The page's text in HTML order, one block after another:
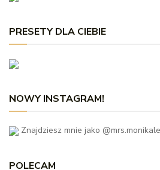
PRESETY DLA CIEBIE
NOWY INSTAGRAM!
Znajdziesz mnie jako
POLECAM